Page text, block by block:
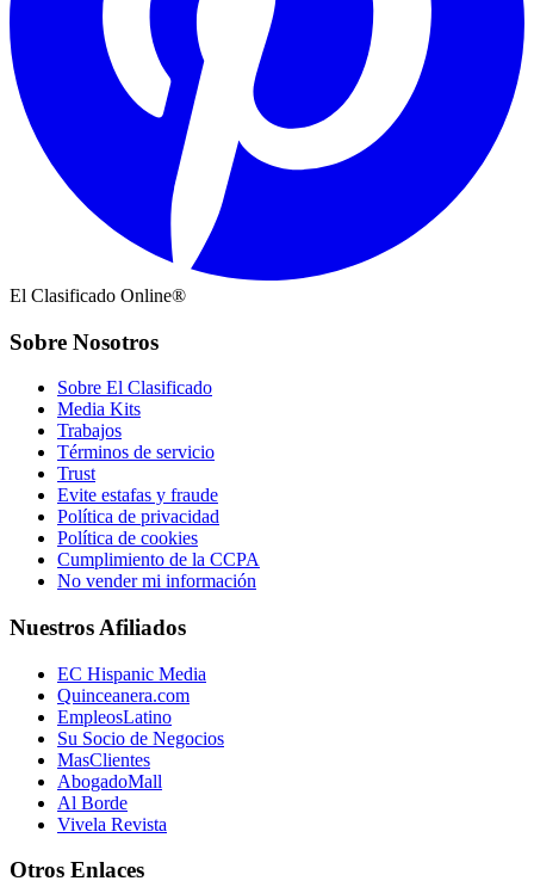
El Clasificado Online®
Sobre Nosotros
Sobre El Clasificado
Media Kits
Trabajos
Términos de servicio
Trust
Evite estafas y fraude
Política de privacidad
Política de cookies
Cumplimiento de la CCPA
No vender mi información
Nuestros Afiliados
EC Hispanic Media
Quinceanera.com
EmpleosLatino
Su Socio de Negocios
MasClientes
AbogadoMall
Al Borde
Vivela Revista
Otros Enlaces